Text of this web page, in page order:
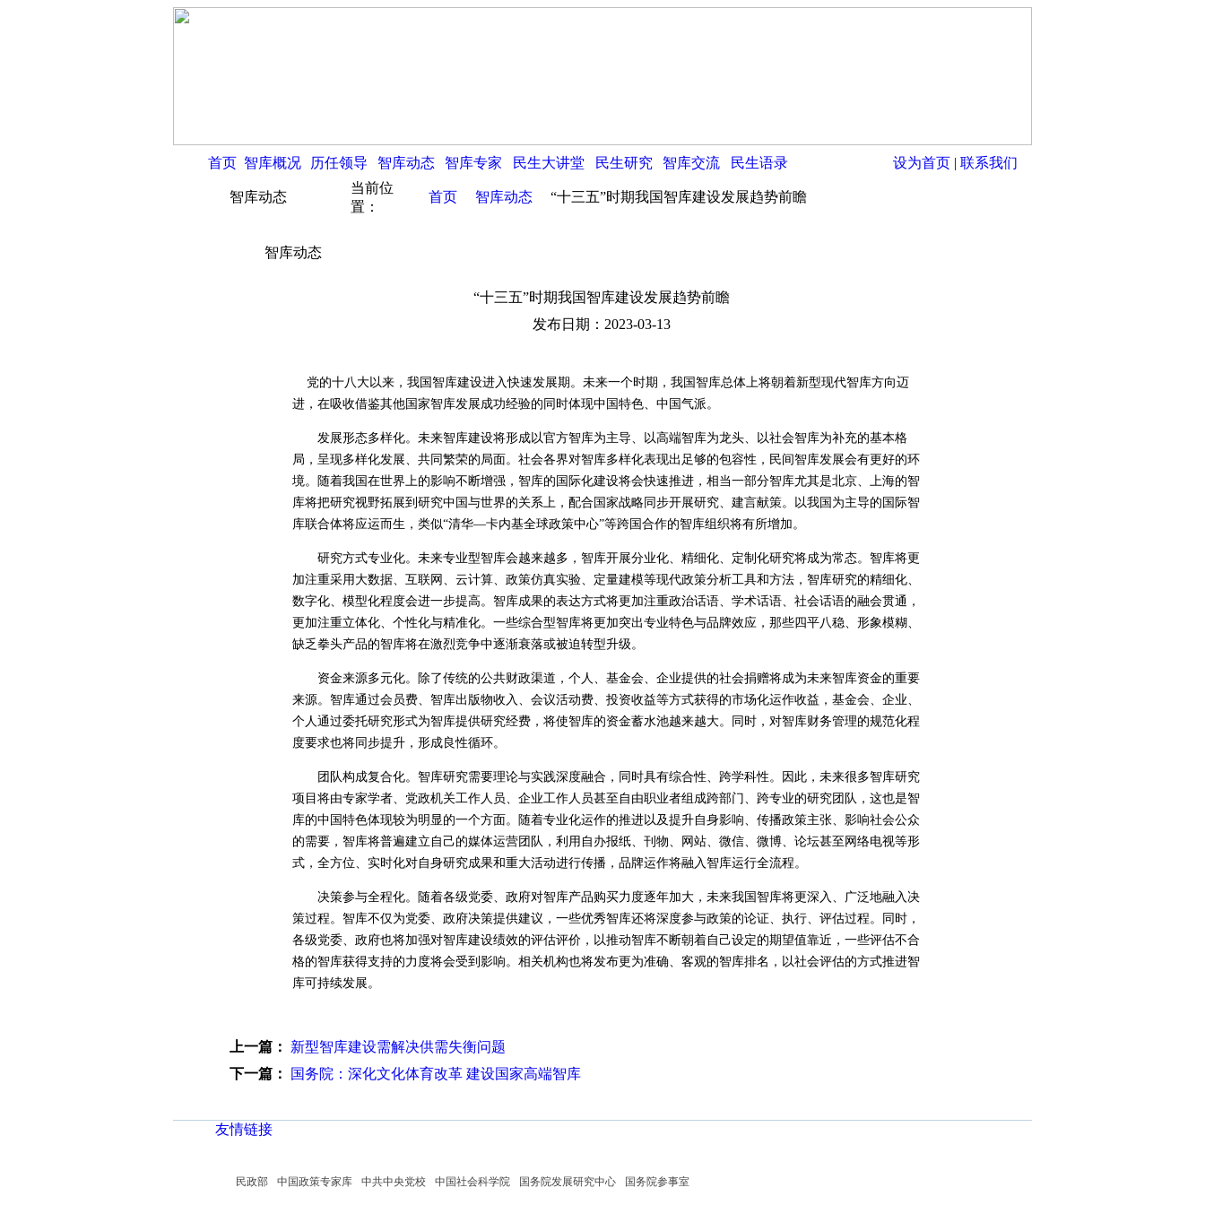
首页 智库概况 历任领导 智库动态 智库专家 民生大讲堂 民生研究 智库交流 民生语录 设为首页 | 联系我们
智库动态
当前位
置：
首页 智库动态 “十三五”时期我国智库建设发展趋势前瞻
智库动态
“十三五”时期我国智库建设发展趋势前瞻
发布日期：2023-03-13
党的十八大以来，我国智库建设进入快速发展期。未来一个时期，我国智库总体上将朝着新型现代智库方向迈
进，在吸收借鉴其他国家智库发展成功经验的同时体现中国特色、中国气派。
发展形态多样化。未来智库建设将形成以官方智库为主导、以高端智库为龙头、以社会智库为补充的基本格
局，呈现多样化发展、共同繁荣的局面。社会各界对智库多样化表现出足够的包容性，民间智库发展会有更好的环
境。随着我国在世界上的影响不断增强，智库的国际化建设将会快速推进，相当一部分智库尤其是北京、上海的智
库将把研究视野拓展到研究中国与世界的关系上，配合国家战略同步开展研究、建言献策。以我国为主导的国际智
库联合体将应运而生，类似“清华—卡内基全球政策中心”等跨国合作的智库组织将有所增加。
研究方式专业化。未来专业型智库会越来越多，智库开展分业化、精细化、定制化研究将成为常态。智库将更
加注重采用大数据、互联网、云计算、政策仿真实验、定量建模等现代政策分析工具和方法，智库研究的精细化、
数字化、模型化程度会进一步提高。智库成果的表达方式将更加注重政治话语、学术话语、社会话语的融会贯通，
更加注重立体化、个性化与精准化。一些综合型智库将更加突出专业特色与品牌效应，那些四平八稳、形象模糊、
缺乏拳头产品的智库将在激烈竞争中逐渐衰落或被迫转型升级。
资金来源多元化。除了传统的公共财政渠道，个人、基金会、企业提供的社会捐赠将成为未来智库资金的重要
来源。智库通过会员费、智库出版物收入、会议活动费、投资收益等方式获得的市场化运作收益，基金会、企业、
个人通过委托研究形式为智库提供研究经费，将使智库的资金蓄水池越来越大。同时，对智库财务管理的规范化程
度要求也将同步提升，形成良性循环。
团队构成复合化。智库研究需要理论与实践深度融合，同时具有综合性、跨学科性。因此，未来很多智库研究
项目将由专家学者、党政机关工作人员、企业工作人员甚至自由职业者组成跨部门、跨专业的研究团队，这也是智
库的中国特色体现较为明显的一个方面。随着专业化运作的推进以及提升自身影响、传播政策主张、影响社会公众
的需要，智库将普遍建立自己的媒体运营团队，利用自办报纸、刊物、网站、微信、微博、论坛甚至网络电视等形
式，全方位、实时化对自身研究成果和重大活动进行传播，品牌运作将融入智库运行全流程。
决策参与全程化。随着各级党委、政府对智库产品购买力度逐年加大，未来我国智库将更深入、广泛地融入决
策过程。智库不仅为党委、政府决策提供建议，一些优秀智库还将深度参与政策的论证、执行、评估过程。同时，
各级党委、政府也将加强对智库建设绩效的评估评价，以推动智库不断朝着自己设定的期望值靠近，一些评估不合
格的智库获得支持的力度将会受到影响。相关机构也将发布更为准确、客观的智库排名，以社会评估的方式推进智
库可持续发展。
上一篇：
新型智库建设需解决供需失衡问题
下一篇：
国务院：深化文化体育改革 建设国家高端智库
友情链接
民政部 中国政策专家库 中共中央党校 中国社会科学院 国务院发展研究中心 国务院参事室